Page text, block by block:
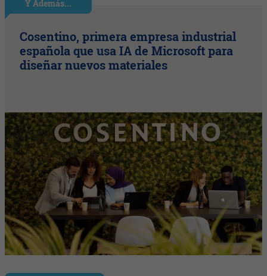
Y Además...
Cosentino, primera empresa industrial
española que usa IA de Microsoft para
diseñar nuevos materiales